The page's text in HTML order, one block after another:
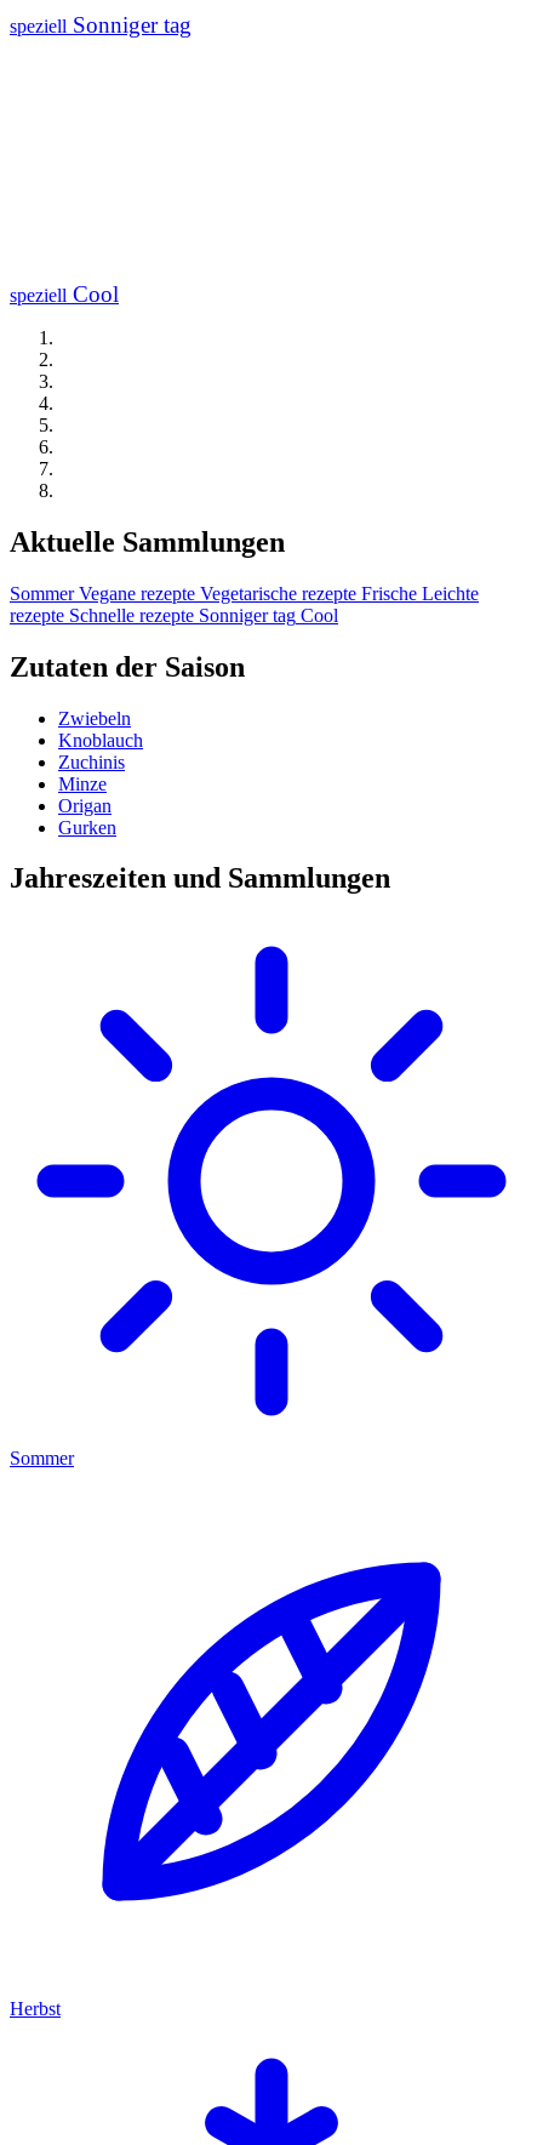
speziell Sonniger tag
speziell Cool
Aktuelle Sammlungen
Sommer Vegane rezepte Vegetarische rezepte Frische Leichte
rezepte Schnelle rezepte Sonniger tag Cool
Zutaten der Saison
Zwiebeln
Knoblauch
Zuchinis
Minze
Origan
Gurken
Jahreszeiten und Sammlungen
Sommer
Herbst